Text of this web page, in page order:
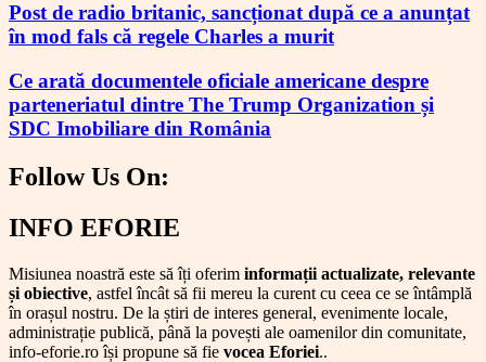
Post de radio britanic, sancționat după ce a anunțat
în mod fals că regele Charles a murit
Ce arată documentele oficiale americane despre
parteneriatul dintre The Trump Organization și
SDC Imobiliare din România
Follow Us On:
Facebook
Instagram
Twitter
Linkedin
INFO EFORIE
Misiunea noastră este să îți oferim informații actualizate, relevante
și obiective, astfel încât să fii mereu la curent cu ceea ce se întâmplă
în orașul nostru. De la știri de interes general, evenimente locale,
administrație publică, până la povești ale oamenilor din comunitate,
info-eforie.ro își propune să fie vocea Eforiei..